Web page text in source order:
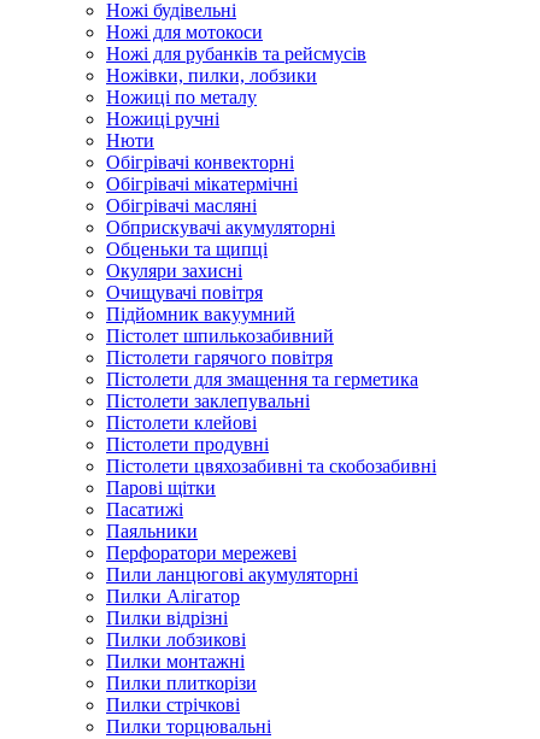
Ножі будівельні
Ножі для мотокоси
Ножі для рубанків та рейсмусів
Ножівки, пилки, лобзики
Ножиці по металу
Ножиці ручні
Нюти
Обігрівачі конвекторні
Обігрівачі мікатермічні
Обігрівачі масляні
Обприскувачі акумуляторні
Обценьки та щипці
Окуляри захисні
Очищувачі повітря
Підйомник вакуумний
Пістолет шпилькозабивний
Пістолети гарячого повітря
Пістолети для змащення та герметика
Пістолети заклепувальні
Пістолети клейові
Пістолети продувні
Пістолети цвяхозабивні та скобозабивні
Парові щітки
Пасатижі
Паяльники
Перфоратори мережеві
Пили ланцюгові акумуляторні
Пилки Алігатор
Пилки відрізні
Пилки лобзикові
Пилки монтажні
Пилки плиткорізи
Пилки стрічкові
Пилки торцювальні